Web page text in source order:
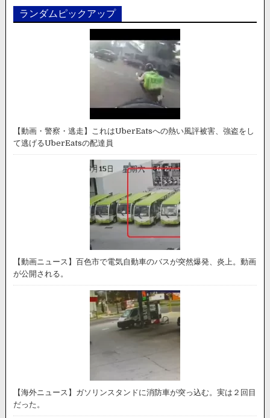
ランダムピックアップ
【動画・警察・逃走】これはUberEatsへの熱い風評被害、強盗をし
て逃げるUberEatsの配達員
【動画ニュース】百色市で電気自動車のバスが突然爆発、炎上。動画
が公開される。
【海外ニュース】ガソリンスタンドに消防車が突っ込む。実は２回目
だった。